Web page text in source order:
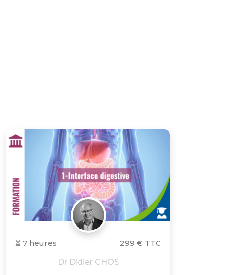
⏳ 7 heures
299 € TTC
Dr Didier CHOS